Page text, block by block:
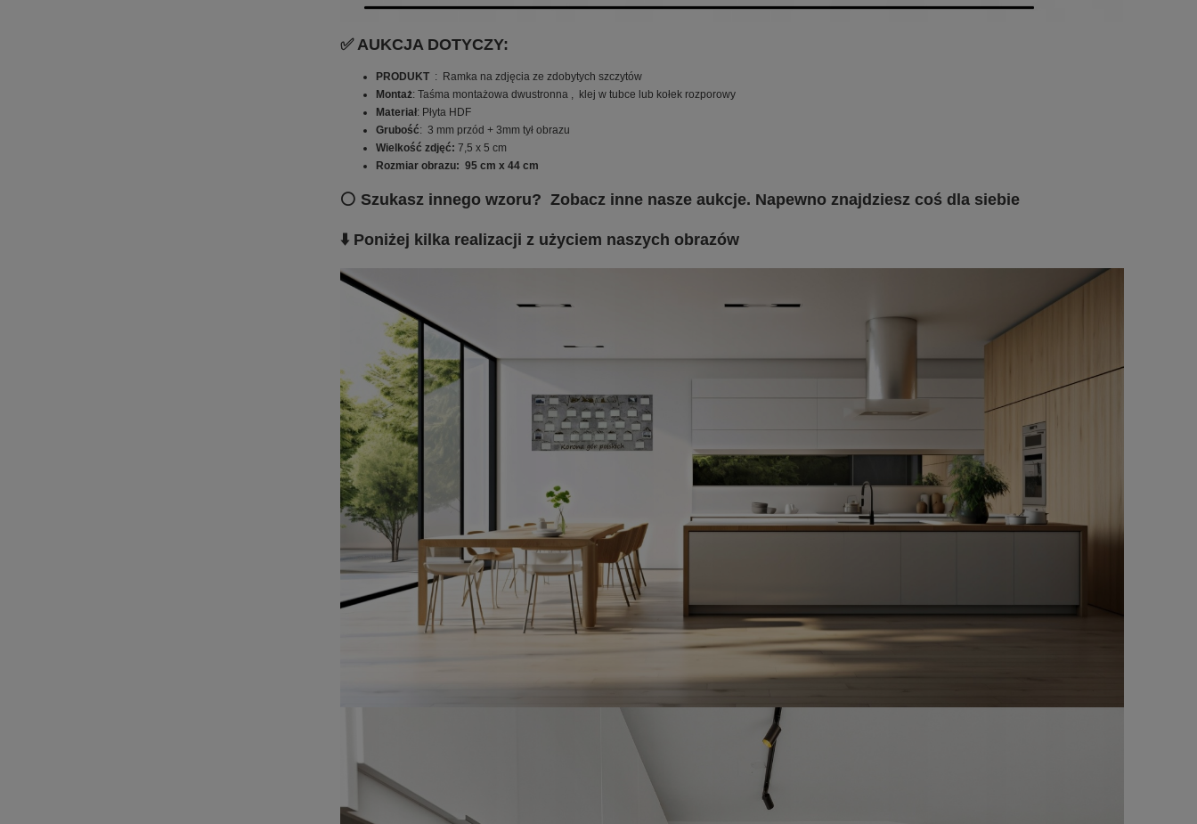
✅ AUKCJA DOTYCZY:
PRODUKT : Ramka na zdjęcia ze zdobytych szczytów
Montaż: Taśma montażowa dwustronna , klej w tubce lub kołek rozporowy
Materiał: Płyta HDF
Grubość: 3 mm przód + 3mm tył obrazu
Wielkość zdjęć: 7,5 x 5 cm
Rozmiar obrazu: 95 cm x 44 cm
⚪ Szukasz innego wzoru? Zobacz inne nasze aukcje. Napewno znajdziesz coś dla siebie
⬇️ Poniżej kilka realizacji z użyciem naszych obrazów